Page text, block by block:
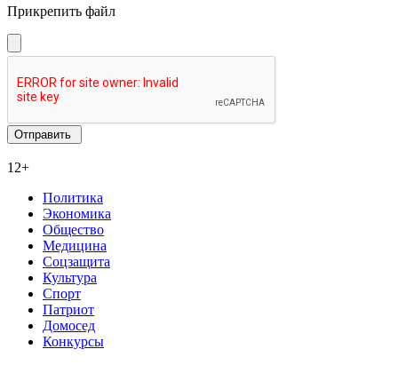
Прикрепить файл
12+
Политика
Экономика
Общество
Медицина
Соцзащита
Культура
Спорт
Патриот
Домосед
Конкурсы